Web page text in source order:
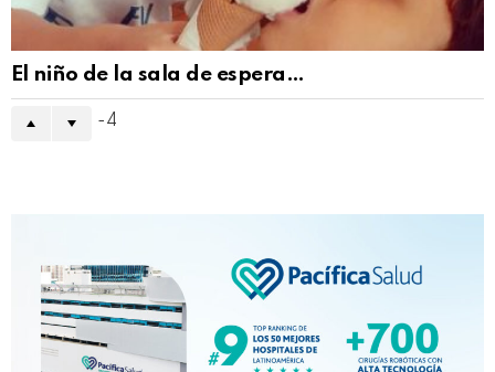
El niño de la sala de espera…
-4